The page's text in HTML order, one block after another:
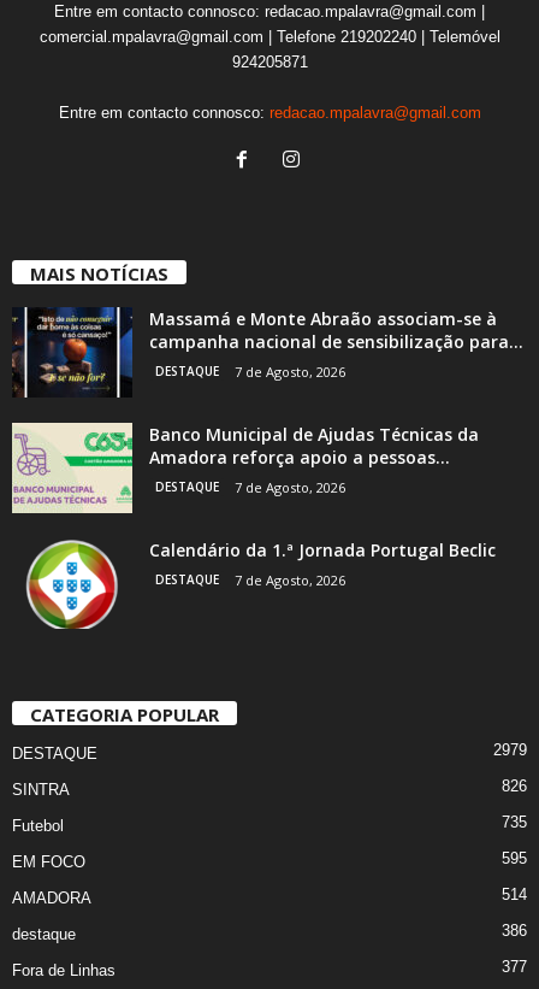
Entre em contacto connosco: redacao.mpalavra@gmail.com |
comercial.mpalavra@gmail.com | Telefone 219202240 | Telemóvel
924205871
Entre em contacto connosco: redacao.mpalavra@gmail.com
MAIS NOTÍCIAS
Massamá e Monte Abraão associam-se à
campanha nacional de sensibilização para...
DESTAQUE 7 de Agosto, 2026
Banco Municipal de Ajudas Técnicas da
Amadora reforça apoio a pessoas...
DESTAQUE 7 de Agosto, 2026
Calendário da 1.ª Jornada Portugal Beclic
DESTAQUE 7 de Agosto, 2026
CATEGORIA POPULAR
DESTAQUE 2979
SINTRA 826
Futebol 735
EM FOCO 595
AMADORA 514
destaque 386
Fora de Linhas 377